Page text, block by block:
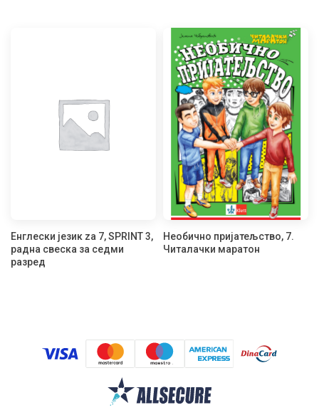
Енглески језик za 7, SPRINT 3,
радна свеска за седми
разред
Необично пријатељство, 7.
Читалачки маратон